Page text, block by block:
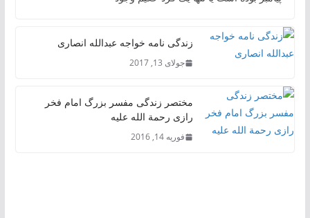
زندگی نامه خواجه عبدالله انصاری
جولای 13, 2017
مختصر زندگی مفسر بزرگ امام فخر
رازی رحمة الله علیه
فوریه 14, 2016